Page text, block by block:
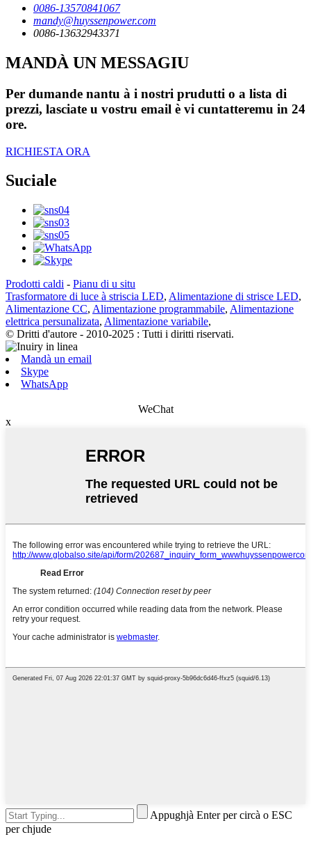
0086-13570841067
mandy@huyssenpower.com
0086-13632943371
MANDÀ UN MESSAGIU
Per dumande nantu à i nostri prudutti o a lista di
prezzi, lasciate u vostru email è vi cuntatteremu in 24
ore.
RICHIESTA ORA
Suciale
Prodotti caldi - Pianu di u situ
Trasformatore di luce à striscia LED, Alimentazione di strisce LED,
Alimentazione CC, Alimentazione programmabile, Alimentazione
elettrica persunalizata, Alimentazione variabile,
© Dritti d'autore - 2010-2025 : Tutti i diritti riservati.
Mandà un email
Skype
WhatsApp
WeChat
x
Appughjà Enter per circà o ESC
per chjude